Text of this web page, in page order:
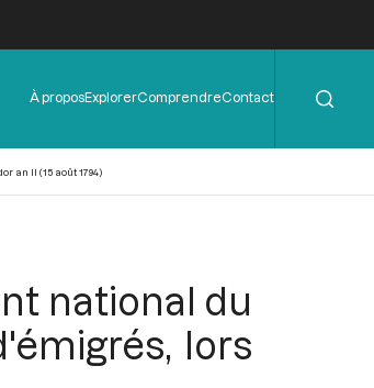
Menu
de
À proposExplorerComprendreContact
an II (15 août 1794)
national du
lors